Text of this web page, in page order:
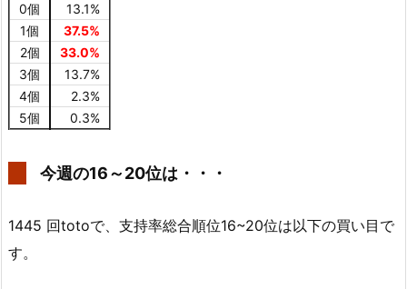
0個
13.1%
1個
37.5%
2個
33.0%
3個
13.7%
4個
2.3%
5個
0.3%
今週の16～20位は・・・
1445 回totoで、支持率総合順位16~20位は以下の買い目で
す。